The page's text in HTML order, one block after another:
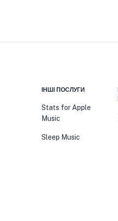
ІНШІ ПОСЛУГИ
Stats for Apple
Music
Sleep Music